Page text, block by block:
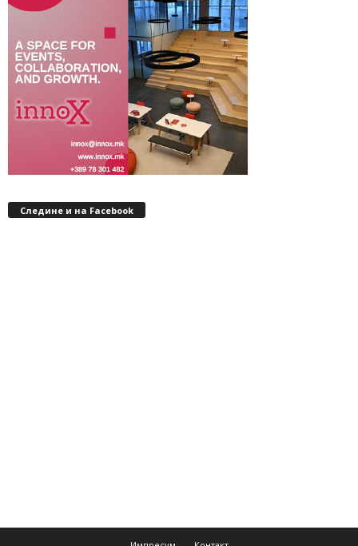
Следине и на Facebook